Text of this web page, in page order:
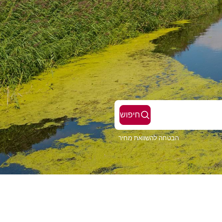
חיפוש
הבטחה להשוואת מחיר